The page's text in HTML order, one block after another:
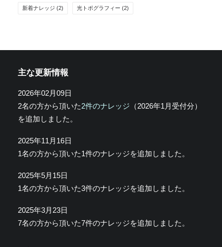
新着ナレッジ (2) 光トポグラフィー (2)
主な更新情報
2026年02月09日
2名の方から頂いた2件のナレッジ （2026年1月受付分）
を追加しました。
2025年11月16日
1名の方から頂いた1件のナレッジを追加しました。
2025年5月15日
1名の方から頂いた3件のナレッジを追加しました。
2025年3月23日
7名の方から頂いた7件のナレッジを追加しました。